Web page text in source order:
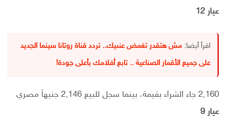
عيار 12
اقرأ أيضا: مش هتقدر تغمض عنىيك.. تردد قناة روتانا سينما الجديد
على جميع الأقمار الصناعية .. تابع أفلامك بأعلى جودة!
2,160 جاء الشراء بقيمة، بينما سجل للبيع 2,146 جنيهاَ مصري
عيار 9